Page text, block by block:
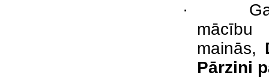
·
mācību
mainās,
Pārzini